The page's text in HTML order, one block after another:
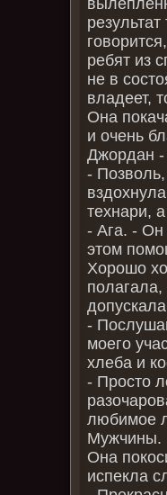
ребят из
не в
владеет,
Она
и очень
Джордан -
-
технари,
- Ага. -
этом
Хорошо
-
моего
хлеба и
- Просто
любимое
Мужчины.
Она
испекла